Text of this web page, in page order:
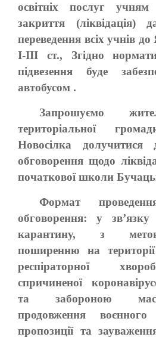
освітніх послуг
закриття (ліквідація)
переведення всіх учнів
І-ІІІ ст., Згідно
підвезення буде
автобусом .
Запрошуємо
територіальної
Новосілка долучитися
обговорення щодо
початкової школи
Формат
обговорення: у
карантину, з
поширенню на
респіраторної
спричиненої
та забороною
продовження
пропозиції та